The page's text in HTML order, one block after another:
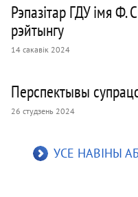
Рэпазітар ГДУ імя
рэйтынгу
14 сакавік 2024
Перспектывы
26 студзень 2024
УСЕ НАВІНЫ